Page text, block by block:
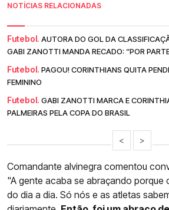
NOTÍCIAS RELACIONADAS
Futebol. AUTORA DO GOL DA
GABI ZANOTTI MANDA RECADO: “POR
Futebol. PAGOU! CORINTHIANS QUITA
FEMININO
Futebol. GABI ZANOTTI MARCA E
PALMEIRAS PELA COPA DO BRASIL
< >
Comandante alvinegra comentou
"A gente acaba se abraçando porque
do dia a dia. Só nós e as atletas